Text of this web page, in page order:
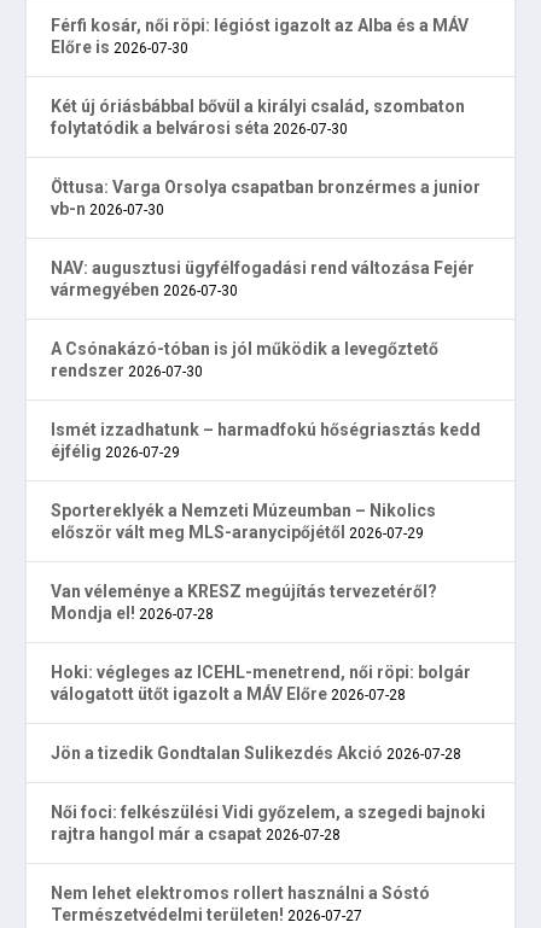
Férfi kosár, női röpi: légióst igazolt az Alba és a MÁV
Előre is 2026-07-30
Két új óriásbábbal bővül a királyi család, szombaton
folytatódik a belvárosi séta 2026-07-30
Öttusa: Varga Orsolya csapatban bronzérmes a junior
vb-n 2026-07-30
NAV: augusztusi ügyfélfogadási rend változása Fejér
vármegyében 2026-07-30
A Csónakázó-tóban is jól működik a levegőztető
rendszer 2026-07-30
Ismét izzadhatunk – harmadfokú hőségriasztás kedd
éjfélig 2026-07-29
Sportereklyék a Nemzeti Múzeumban – Nikolics
először vált meg MLS-aranycipőjétől 2026-07-29
Van véleménye a KRESZ megújítás tervezetéről?
Mondja el! 2026-07-28
Hoki: végleges az ICEHL-menetrend, női röpi: bolgár
válogatott ütőt igazolt a MÁV Előre 2026-07-28
Jön a tizedik Gondtalan Sulikezdés Akció 2026-07-28
Női foci: felkészülési Vidi győzelem, a szegedi bajnoki
rajtra hangol már a csapat 2026-07-28
Nem lehet elektromos rollert használni a Sóstó
Természetvédelmi területen! 2026-07-27